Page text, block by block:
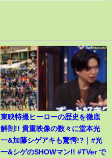
東映特撮ヒーローの歴史を徹底
解剖!! 貴重映像の数々に堂本光
一&加藤シゲアキも驚愕!?｜#光
一&シゲのSHOWマン!! #TVer で